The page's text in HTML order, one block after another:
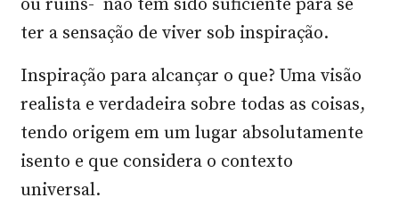
ou ruins- não tem sido suficiente para se
ter a sensação de viver sob inspiração.
Inspiração para alcançar o que? Uma visão
realista e verdadeira sobre todas as coisas,
tendo origem em um lugar absolutamente
isento e que considera o contexto
universal.